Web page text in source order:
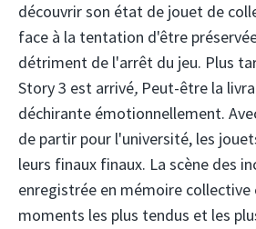
découvrir son état de jouet de
face à la tentation d'être
détriment de l'arrêt du jeu. Plus
Story 3 est arrivé, Peut-être la
déchirante émotionnellement.
de partir pour l'université, les
leurs finaux finaux. La scène des
enregistrée en mémoire collective
moments les plus tendus et les